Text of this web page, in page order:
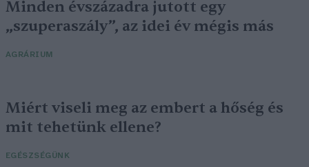
Minden évszázadra jutott egy
„szuperaszály”, az idei év mégis más
AGRÁRIUM
Miért viseli meg az embert a hőség és
mit tehetünk ellene?
EGÉSZSÉGÜNK